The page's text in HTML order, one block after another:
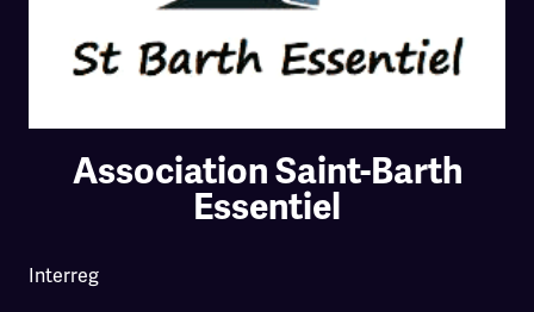
Association Saint-Barth
Essentiel
Interreg